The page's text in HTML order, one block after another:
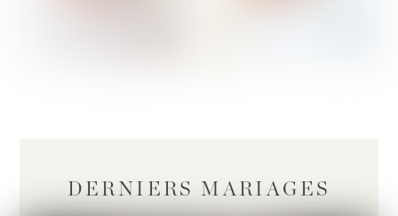
DERNIERS MARIAGES